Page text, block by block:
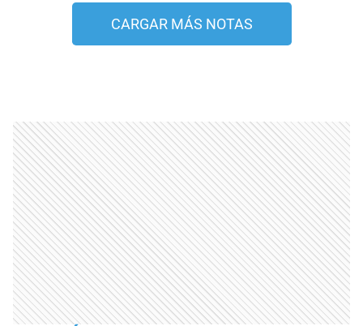
CARGAR MÁS NOTAS